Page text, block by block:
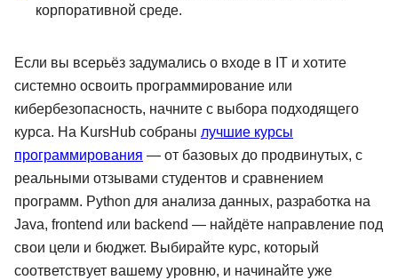
корпоративной среде.
Если вы всерьёз задумались о входе в IT и хотите
системно освоить программирование или
кибербезопасность, начните с выбора подходящего
курса. На KursHub собраны лучшие курсы
программирования — от базовых до продвинутых, с
реальными отзывами студентов и сравнением
программ. Python для анализа данных, разработка на
Java, frontend или backend — найдёте направление под
свои цели и бюджет. Выбирайте курс, который
соответствует вашему уровню, и начинайте уже